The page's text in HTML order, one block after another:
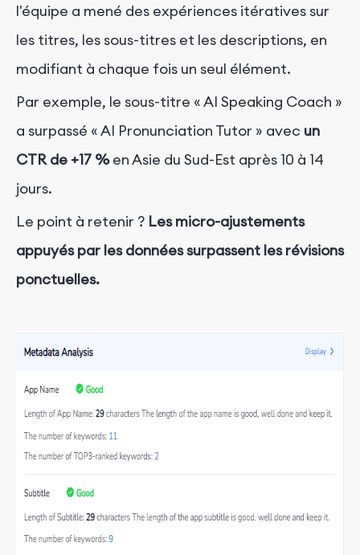
l'équipe a mené des expériences itératives sur
les titres, les sous-titres et les descriptions, en
modifiant à chaque fois un seul élément.
Par exemple, le sous-titre « AI Speaking Coach »
a surpassé « AI Pronunciation Tutor » avec un
CTR de +17 % en Asie du Sud-Est après 10 à 14
jours.
Le point à retenir ? Les micro-ajustements
appuyés par les données surpassent les révisions
ponctuelles.